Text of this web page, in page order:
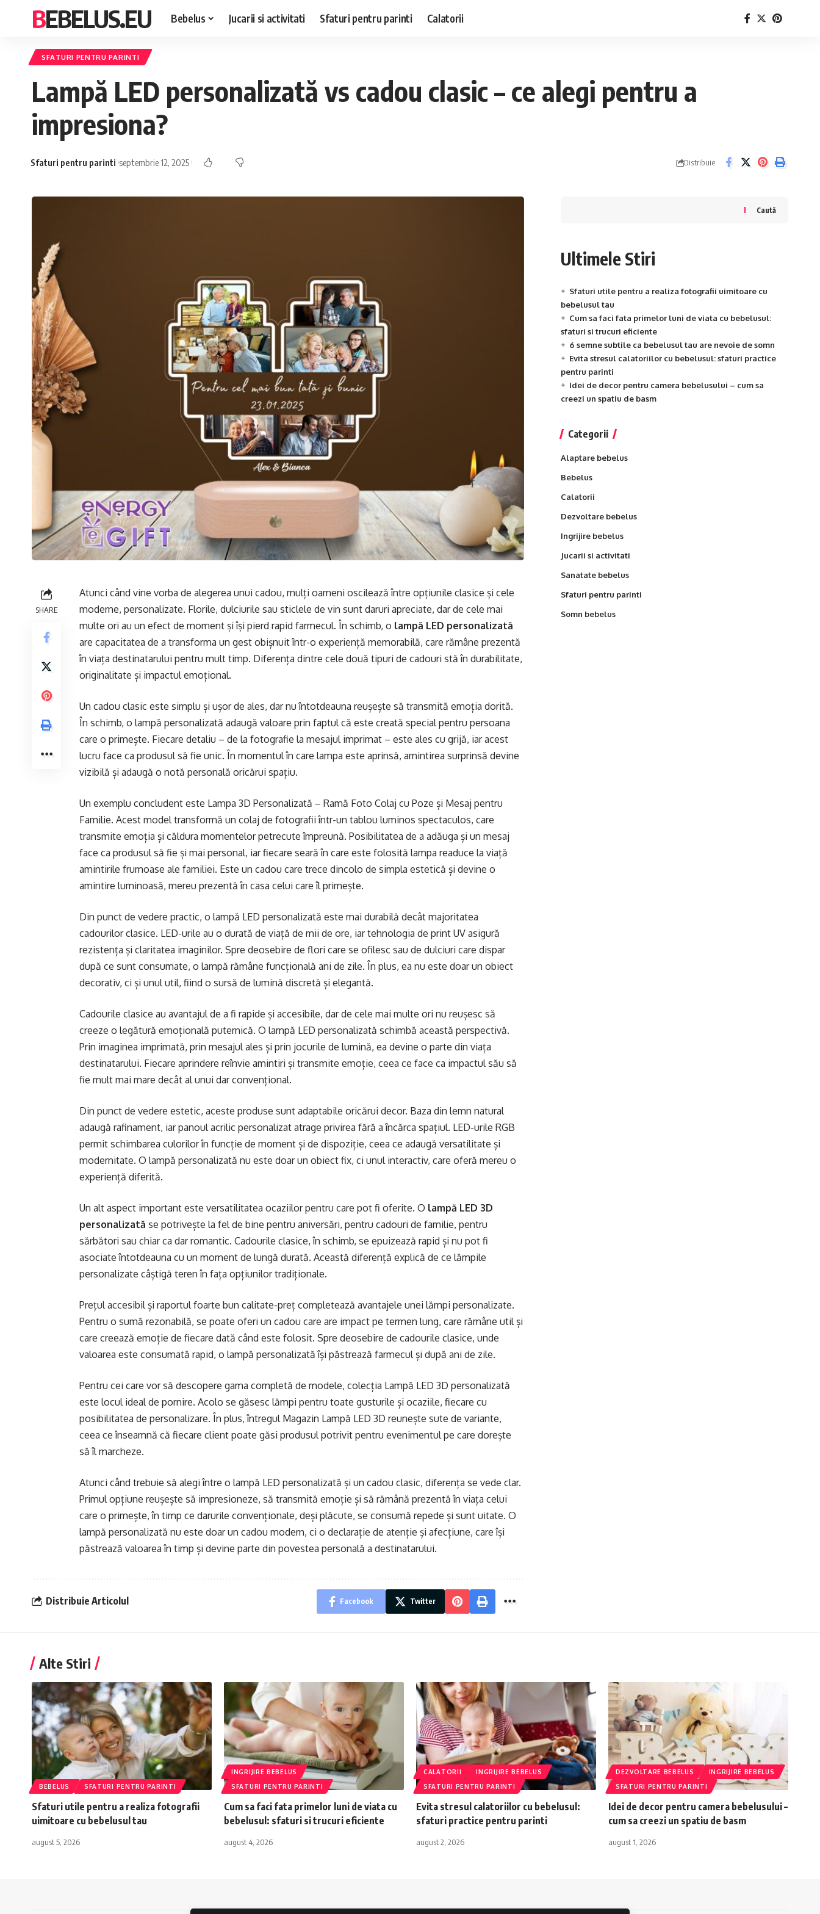
BEBELUS.EU Bebelus Jucarii si activitati Sfaturi pentru parinti Calatorii
SFATURI PENTRU PARINTI
Lampă LED personalizată vs cadou clasic – ce alegi pentru a
impresiona?
Sfaturi pentru parinti septembrie 12, 2025 Distribuie
SHARE
Atunci când vine vorba de alegerea unui cadou, mulți oameni oscilează între opțiunile clasice și cele
moderne, personalizate. Florile, dulciurile sau sticlele de vin sunt daruri apreciate, dar de cele mai
multe ori au un efect de moment și își pierd rapid farmecul. În schimb, o lampă LED personalizată
are capacitatea de a transforma un gest obișnuit într-o experiență memorabilă, care rămâne prezentă
în viața destinatarului pentru mult timp. Diferența dintre cele două tipuri de cadouri stă în durabilitate,
originalitate și impactul emoțional.
Un cadou clasic este simplu și ușor de ales, dar nu întotdeauna reușește să transmită emoția dorită.
În schimb, o lampă personalizată adaugă valoare prin faptul că este creată special pentru persoana
care o primește. Fiecare detaliu – de la fotografie la mesajul imprimat – este ales cu grijă, iar acest
lucru face ca produsul să fie unic. În momentul în care lampa este aprinsă, amintirea surprinsă devine
vizibilă și adaugă o notă personală oricărui spațiu.
Un exemplu concludent este Lampa 3D Personalizată – Ramă Foto Colaj cu Poze și Mesaj pentru
Familie. Acest model transformă un colaj de fotografii într-un tablou luminos spectaculos, care
transmite emoția și căldura momentelor petrecute împreună. Posibilitatea de a adăuga și un mesaj
face ca produsul să fie și mai personal, iar fiecare seară în care este folosită lampa readuce la viață
amintirile frumoase ale familiei. Este un cadou care trece dincolo de simpla estetică și devine o
amintire luminoasă, mereu prezentă în casa celui care îl primește.
Din punct de vedere practic, o lampă LED personalizată este mai durabilă decât majoritatea
cadourilor clasice. LED-urile au o durată de viață de mii de ore, iar tehnologia de print UV asigură
rezistența și claritatea imaginilor. Spre deosebire de flori care se ofilesc sau de dulciuri care dispar
după ce sunt consumate, o lampă rămâne funcțională ani de zile. În plus, ea nu este doar un obiect
decorativ, ci și unul util, fiind o sursă de lumină discretă și elegantă.
Cadourile clasice au avantajul de a fi rapide și accesibile, dar de cele mai multe ori nu reușesc să
creeze o legătură emoțională puternică. O lampă LED personalizată schimbă această perspectivă.
Prin imaginea imprimată, prin mesajul ales și prin jocurile de lumină, ea devine o parte din viața
destinatarului. Fiecare aprindere reînvie amintiri și transmite emoție, ceea ce face ca impactul său să
fie mult mai mare decât al unui dar convențional.
Din punct de vedere estetic, aceste produse sunt adaptabile oricărui decor. Baza din lemn natural
adaugă rafinament, iar panoul acrilic personalizat atrage privirea fără a încărca spațiul. LED-urile RGB
permit schimbarea culorilor în funcție de moment și de dispoziție, ceea ce adaugă versatilitate și
modernitate. O lampă personalizată nu este doar un obiect fix, ci unul interactiv, care oferă mereu o
experiență diferită.
Un alt aspect important este versatilitatea ocaziilor pentru care pot fi oferite. O lampă LED 3D
personalizată se potrivește la fel de bine pentru aniversări, pentru cadouri de familie, pentru
sărbători sau chiar ca dar romantic. Cadourile clasice, în schimb, se epuizează rapid și nu pot fi
asociate întotdeauna cu un moment de lungă durată. Această diferență explică de ce lămpile
personalizate câștigă teren în fața opțiunilor tradiționale.
Prețul accesibil și raportul foarte bun calitate-preț completează avantajele unei lămpi personalizate.
Pentru o sumă rezonabilă, se poate oferi un cadou care are impact pe termen lung, care rămâne util și
care creează emoție de fiecare dată când este folosit. Spre deosebire de cadourile clasice, unde
valoarea este consumată rapid, o lampă personalizată își păstrează farmecul și după ani de zile.
Pentru cei care vor să descopere gama completă de modele, colecția Lampă LED 3D personalizată
este locul ideal de pornire. Acolo se găsesc lămpi pentru toate gusturile și ocaziile, fiecare cu
posibilitatea de personalizare. În plus, întregul Magazin Lampă LED 3D reunește sute de variante,
ceea ce înseamnă că fiecare client poate găsi produsul potrivit pentru evenimentul pe care dorește
să îl marcheze.
Atunci când trebuie să alegi între o lampă LED personalizată și un cadou clasic, diferența se vede clar.
Primul opțiune reușește să impresioneze, să transmită emoție și să rămână prezentă în viața celui
care o primește, în timp ce darurile convenționale, deși plăcute, se consumă repede și sunt uitate. O
lampă personalizată nu este doar un cadou modern, ci o declarație de atenție și afecțiune, care își
păstrează valoarea în timp și devine parte din povestea personală a destinatarului.
Distribuie Articolul Facebook Twitter
Caută
Ultimele Stiri
Sfaturi utile pentru a realiza fotografii uimitoare cu
bebelusul tau
Cum sa faci fata primelor luni de viata cu bebelusul:
sfaturi si trucuri eficiente
6 semne subtile ca bebelusul tau are nevoie de somn
Evita stresul calatoriilor cu bebelusul: sfaturi practice
pentru parinti
Idei de decor pentru camera bebelusului – cum sa
creezi un spatiu de basm
Categorii
Alaptare bebelus
Bebelus
Calatorii
Dezvoltare bebelus
Ingrijire bebelus
Jucarii si activitati
Sanatate bebelus
Sfaturi pentru parinti
Somn bebelus
Alte Stiri
BEBELUS SFATURI PENTRU PARINTI
Sfaturi utile pentru a realiza fotografii
uimitoare cu bebelusul tau
august 5, 2026
INGRIJIRE BEBELUS
SFATURI PENTRU PARINTI
Cum sa faci fata primelor luni de viata cu
bebelusul: sfaturi si trucuri eficiente
august 4, 2026
CALATORII
INGRIJIRE BEBELUS
SFATURI PENTRU PARINTI
Evita stresul calatoriilor cu bebelusul:
sfaturi practice pentru parinti
august 2, 2026
DEZVOLTARE BEBELUS
INGRIJIRE BEBELUS
SFATURI PENTRU PARINTI
Idei de decor pentru camera bebelusului –
cum sa creezi un spatiu de basm
august 1, 2026